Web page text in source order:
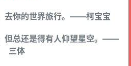
去你的世界旅行。——柯宝宝
但总还是得有人仰望星空。——
三体